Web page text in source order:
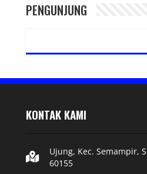
PENGUNJUNG
KONTAK KAMI
Ujung, Kec. Semampir,
60155